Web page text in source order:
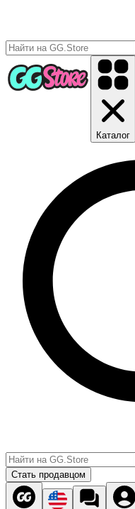
Каталог
Стать продавцом